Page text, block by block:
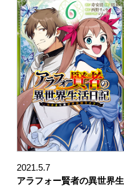
2021.5.7
アラフォー賢者の異世界生